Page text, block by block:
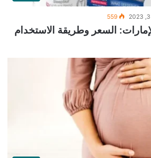
559
السعر وطريقة الاستخدام